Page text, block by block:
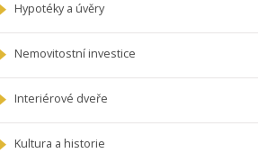
Hypotéky a úvěry
Nemovitostní investice
Interiérové dveře
Kultura a historie